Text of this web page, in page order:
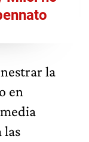
la
en
las